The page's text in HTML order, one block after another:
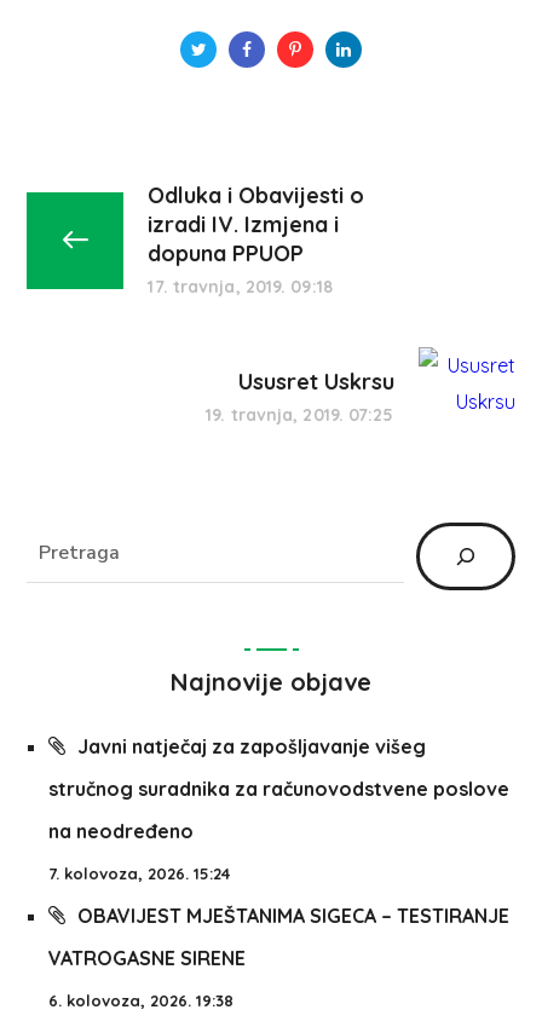
Odluka i Obavijesti o
izradi IV. Izmjena i
dopuna PPUOP
17. travnja, 2019. 09:18
Ususret Uskrsu
19. travnja, 2019. 07:25
Najnovije objave
Javni natječaj za zapošljavanje višeg
stručnog suradnika za računovodstvene poslove
na neodređeno
7. kolovoza, 2026. 15:24
OBAVIJEST MJEŠTANIMA SIGECA – TESTIRANJE
VATROGASNE SIRENE
6. kolovoza, 2026. 19:38